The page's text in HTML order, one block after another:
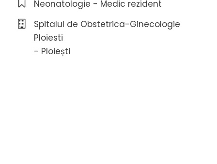
Neonatologie - Medic rezident
Spitalul de Obstetrica-Ginecologie
Ploiesti
- Ploiești